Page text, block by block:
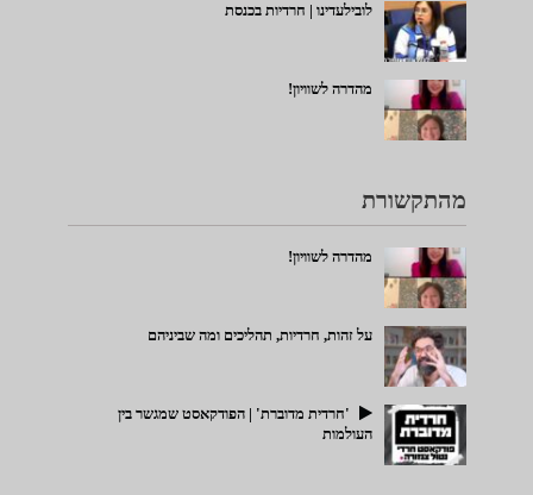
לובילעדינו | חרדיות בכנסת
מהדרה לשוויון!
מהתקשורת
מהדרה לשוויון!
על זהות, חרדיות, תהליכים ומה שביניהם
'חרדית מדוברת' | הפודקאסט שמגשר בין
העולמות